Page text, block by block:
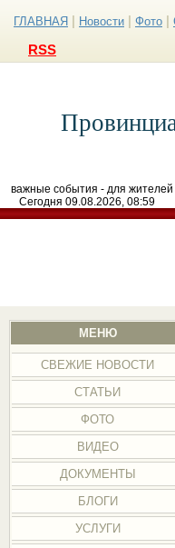
ГЛАВНАЯ Новости Фото
RSS
важные события - для жителей
Сегодня 09.08.2026, 08:59
МЕНЮ
СВЕЖИЕ НОВОСТИ
СТАТЬИ
ФОТО
ВИДЕО
ДОКУМЕНТЫ
БЛОГИ
УСЛУГИ